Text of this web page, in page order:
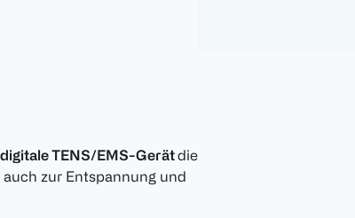
digitale TENS/EMS-Gerätdie
zur Entspannung und